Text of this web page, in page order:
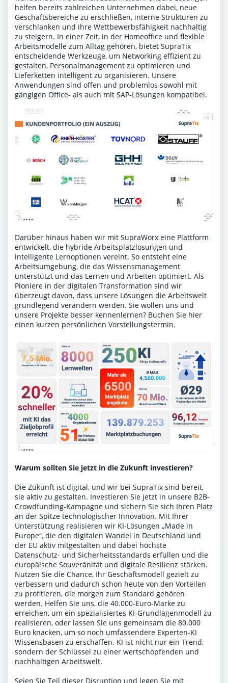
helfen bereits zahlreichen Unternehmen dabei, neue
Geschäftsbereiche zu erschließen, interne Strukturen zu
verschlanken und ihre Wettbewerbsfähigkeit nachhaltig
zu steigern. In einer Zeit, in der Homeoffice und flexible
Arbeitsmodelle zum Alltag gehören, bietet SupraTix
entscheidende Werkzeuge, um Networking effizient zu
gestalten, Personalmanagement zu optimieren und
Lieferketten intelligent zu organisieren. Unsere
Anwendungen sind offen und problemlos sowohl mit
gängigen Office- als auch mit SAP-Lösungen kompatibel.
Darüber hinaus haben wir mit SupraWorx eine Plattform
entwickelt, die hybride Arbeitsplatzlösungen und
intelligente Lernoptionen vereint. So entsteht eine
Arbeitsumgebung, die das Wissensmanagement
unterstützt und das Lernen und Arbeiten optimiert. Als
Pioniere in der digitalen Transformation sind wir
überzeugt davon, dass unsere Lösungen die Arbeitswelt
grundlegend verändern werden. Sie wollen uns und
unsere Projekte besser kennenlernen? Buchen Sie hier
einen kurzen persönlichen Vorstellungstermin.
Warum sollten Sie jetzt in die Zukunft investieren?
Die Zukunft ist digital, und wir bei SupraTix sind bereit,
sie aktiv zu gestalten. Investieren Sie jetzt in unsere B2B-
Crowdfunding-Kampagne und sichern Sie sich Ihren Platz
an der Spitze technologischer Innovation. Mit Ihrer
Unterstützung realisieren wir KI-Lösungen „Made in
Europe“, die den digitalen Wandel in Deutschland und
der EU aktiv mitgestalten und dabei höchste
Datenschutz- und Sicherheitsstandards erfüllen und die
europäische Souveränität und digitale Resilienz stärken.
Nutzen Sie die Chance, Ihr Geschäftsmodell gezielt zu
verbessern und dadurch schon heute von den Vorteilen
zu profitieren, die morgen zum Standard gehören
werden. Helfen Sie uns, die 40.000-Euro-Marke zu
erreichen, um ein spezialisiertes KI-Grundlagenmodell zu
realisieren, oder lassen Sie uns gemeinsam die 80.000
Euro knacken, um so noch umfassendere Experten-KI
Wissensbasen zu erschaffen. KI ist nicht nur ein Trend,
sondern der Schlüssel zu einer wertschöpfenden und
nachhaltigen Arbeitswelt.
Seien Sie Teil dieser Disruption und legen Sie mit